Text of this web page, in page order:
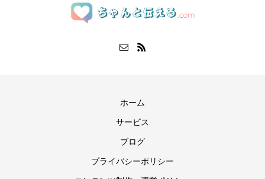
ホーム
サービス
ブログ
プライバシーポリシー